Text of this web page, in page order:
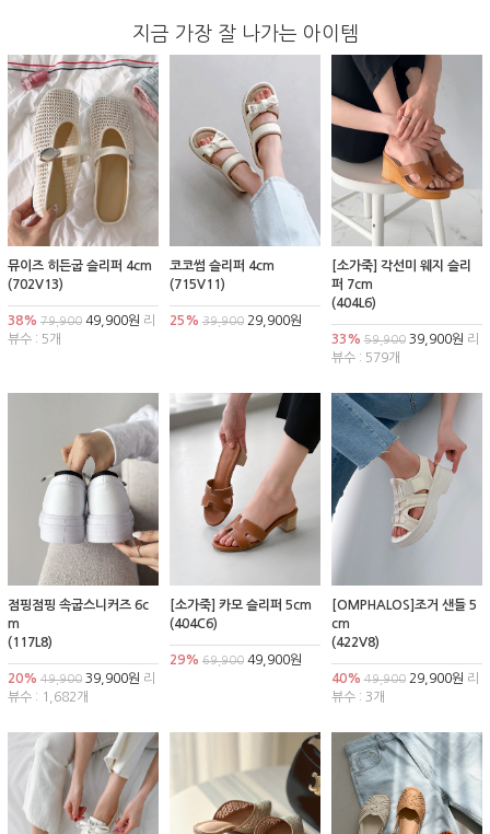
지금 가장 잘 나가는 아이템
뮤이즈 히든굽 슬리퍼 4cm
(702V13)
38% 79,900 49,900원 리
뷰수 : 5개
코코썸 슬리퍼 4cm
(715V11)
25% 39,90029,900원
[소가죽] 각선미 웨지 슬리
퍼 7cm
(404L6)
33% 59,90039,900원 리
뷰수 : 579개
점핑점핑 속굽스니커즈 6c
m
(117L8)
20% 49,900 39,900원 리
뷰수 : 1,682개
[소가죽] 카모 슬리퍼 5cm
(404C6)
29% 69,90049,900원
[OMPHALOS]조거 샌들 5
cm
(422V8)
40% 49,90029,900원 리
뷰수 : 3개